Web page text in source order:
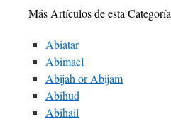
Más Artículos de esta Categoría
Abiatar
Abimael
Abijah or Abijam
Abihud
Abihail